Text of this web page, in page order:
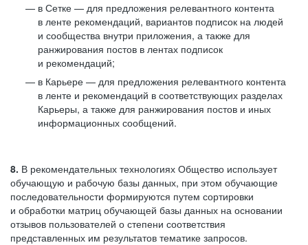
в Сетке — для предложения релевантного контента
в ленте рекомендаций, вариантов подписок на людей
и сообщества внутри приложения, а также для
ранжирования постов в лентах подписок
и рекомендаций;
в Карьере — для предложения релевантного контента
в ленте и рекомендаций в соответствующих разделах
Карьеры, а также для ранжирования постов и иных
информационных сообщений.
8. В рекомендательных технологиях Общество использует
обучающую и рабочую базы данных, при этом обучающие
последовательности формируются путем сортировки
и обработки матриц обучающей базы данных на основании
отзывов пользователей о степени соответствия
представленных им результатов тематике запросов.